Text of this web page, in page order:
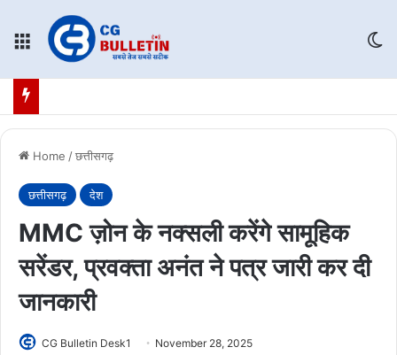
Menu
Home /छत्तीसगढ़
छत्तीसगढ़ देश
MMC ज़ोन के नक्सली करेंगे सामूहिक
सरेंडर, प्रवक्ता अनंत ने पत्र जारी कर दी
जानकारी
CG Bulletin Desk1 November 28, 2025